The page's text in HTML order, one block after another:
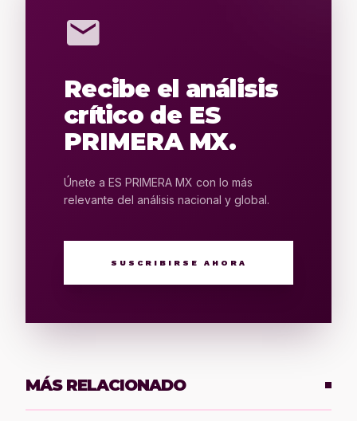
mail
Recibe el análisis
crítico de ES
PRIMERA MX.
Únete a ES PRIMERA MX con lo más
relevante del análisis nacional y global.
SUSCRIBIRSE AHORA
MÁS RELACIONADO